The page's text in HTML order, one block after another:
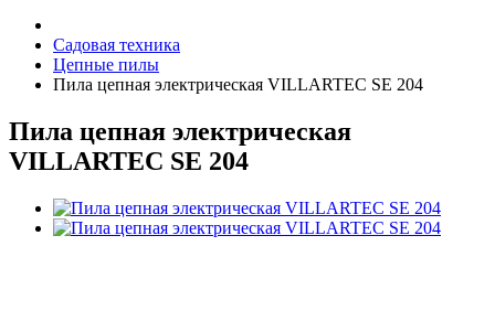
Садовая техника
Цепные пилы
Пила цепная электрическая VILLARTEC SE 204
Пила цепная электрическая
VILLARTEC SE 204